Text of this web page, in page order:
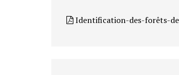
Identification-des-forêts-